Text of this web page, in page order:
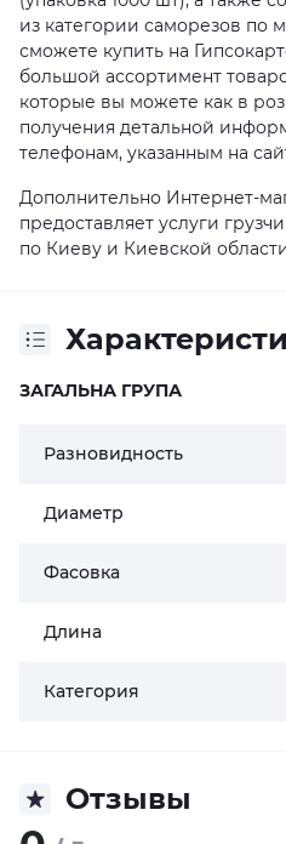
из категории саморезов по
сможете купить на
большой ассортимент
которые вы можете как в
получения детальной
телефонам, указанным на
Дополнительно Интернет-
предоставляет услуги
по Киеву и Киевской
ЗАГАЛЬНА ГРУПА
Разновидность
Диаметр
Фасовка
Длина
Категория
Отзывы